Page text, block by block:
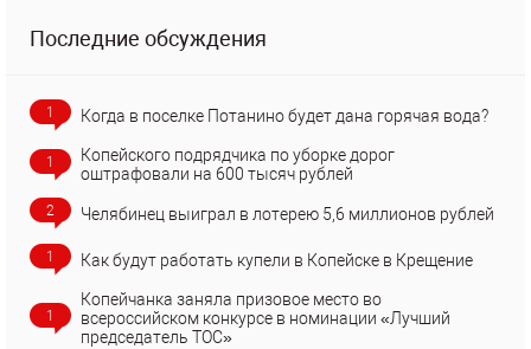
Последние обсуждения
1 Когда в поселке Потанино будет дана горячая вода?
1
Копейского подрядчика по уборке дорог
оштрафовали на 600 тысяч рублей
2 Челябинец выиграл в лотерею 5,6 миллионов рублей
1 Как будут работать купели в Копейске в Крещение
1
Копейчанка заняла призовое место во
всероссийском конкурсе в номинации «Лучший
председатель ТОС»